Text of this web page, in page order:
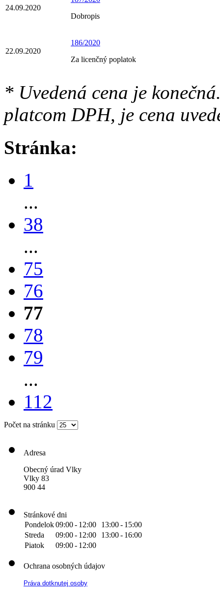
24.09.2020
Dobropis
22.09.2020
186/2020
Za licenčný poplatok
* Uvedená cena je
platcom DPH, je cena
Stránka:
1
...
38
...
75
76
77
78
79
...
112
Počet na stránku
Adresa
Obecný úrad Vlky
Vlky 83
900 44
Stránkové dni
Pondelok09:00- 12:00 13:00- 15:00
Streda
09:00- 12:00 13:00- 16:00
Piatok
09:00- 12:00
Ochrana osobných údajov
Práva dotknutej osoby